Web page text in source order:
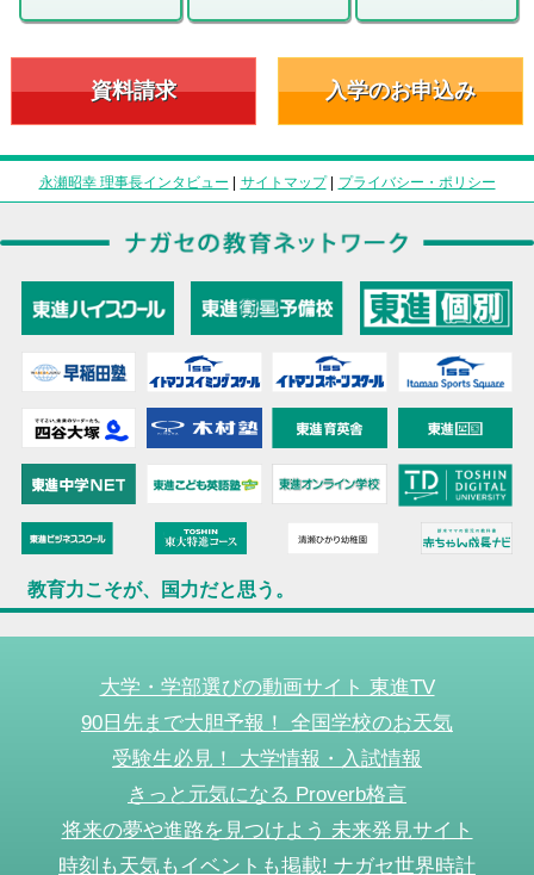
資料請求 入学のお申込み
永瀬昭幸 理事長インタビュー | サイトマップ| プライバシー・ポリシー
教育力こそが、国力だと思う。
大学・学部選びの動画サイト 東進TV
90日先まで大胆予報！ 全国学校のお天気
受験生必見！ 大学情報・入試情報
きっと元気になる Proverb格言
将来の夢や進路を見つけよう 未来発見サイト
時刻も天気もイベントも掲載! ナガセ世界時計